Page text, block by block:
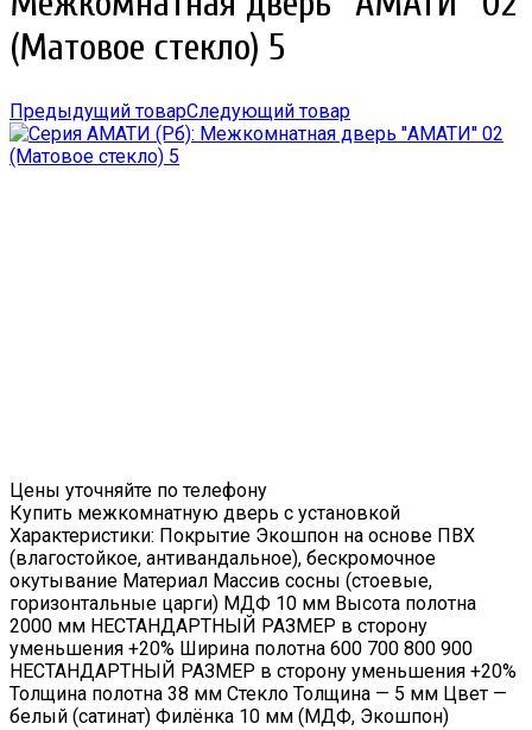
(Матовое стекло) 5
Предыдущий товарСледующий товар
Цены уточняйте по телефону
Купить межкомнатную дверь с установкой
Характеристики: Покрытие Экошпон на основе ПВХ
(влагостойкое, антивандальное), бескромочное
окутывание Материал Массив сосны (стоевые,
горизонтальные царги) МДФ 10 мм Высота полотна
2000 мм НЕСТАНДАРТНЫЙ РАЗМЕР в сторону
уменьшения +20% Ширина полотна 600 700 800 900
НЕСТАНДАРТНЫЙ РАЗМЕР в сторону уменьшения +20%
Толщина полотна 38 мм Стекло Толщина — 5 мм Цвет —
белый (сатинат) Филёнка 10 мм (МДФ, Экошпон)